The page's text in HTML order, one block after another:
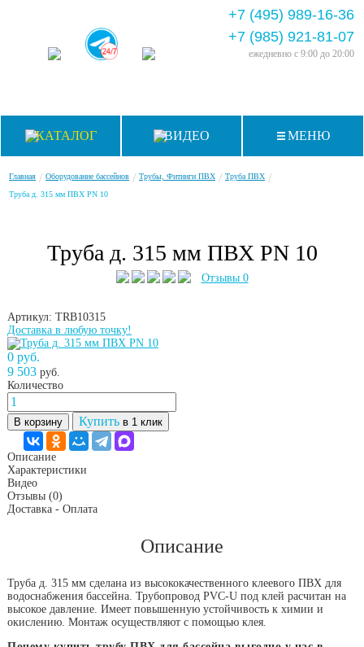
+7 (495) 989-16-36
+7 (985) 921-81-07
ежедневно с 9:00 до 20:00
КАТАЛОГ ВИДЕО МЕНЮ
Главная / Оборудование бассейнов / Трубы, Фитинги ПВХ / Труба ПВХ /
Труба д. 315 мм ПВХ PN 10
Труба д. 315 мм ПВХ PN 10
Отзывы 0
Артикул: TRB10315
Доставка в любую точку!
0 руб.
9 503 руб.
Количество
В корзину Купить в 1 клик
Описание
Характеристики
Видео
Отзывы (0)
Доставка - Оплата
Описание
Труба д. 315 мм сделана из высококачественного клеевого ПВХ для
водоснабжения бассейна. Трубопровод PVC-U под клей расчитан на
высокое давление. Имеет повышенную устойчивость к химии и
окислению. Монтаж осуществляют с помощью клея.